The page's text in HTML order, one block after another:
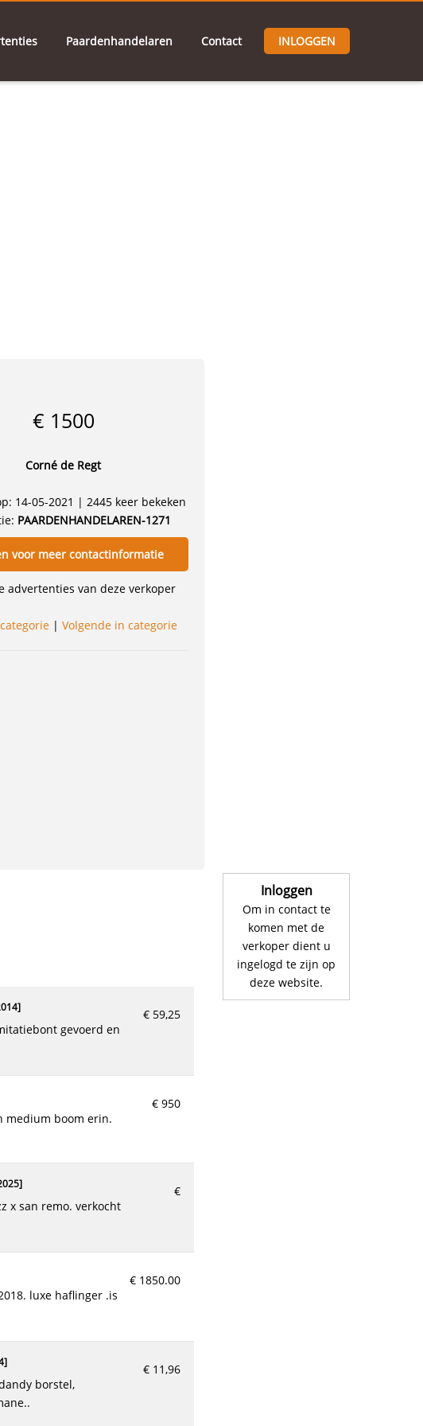
Paardenhandelaren Contact INLOGGEN
€ 1500
Corné de Regt
14-05-2021 | 2445 keer bekeken
PAARDENHANDELAREN-1271
voor meer contactinformatie
advertenties van deze verkoper
| Volgende in categorie
€ 59,25
€ 950
medium boom erin.
€
€ 1850.00
€ 11,96
Inloggen
Om in contact te
komen met de
verkoper dient u
ingelogd te zijn op
deze website.